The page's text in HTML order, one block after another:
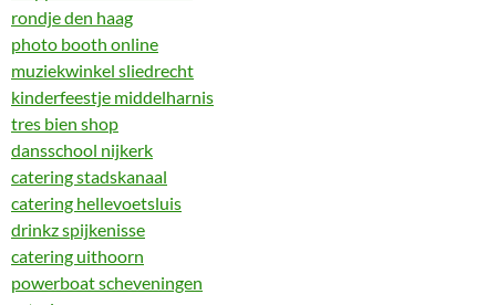
rondje den haag
photo booth online
muziekwinkel sliedrecht
kinderfeestje middelharnis
tres bien shop
dansschool nijkerk
catering stadskanaal
catering hellevoetsluis
drinkz spijkenisse
catering uithoorn
powerboat scheveningen